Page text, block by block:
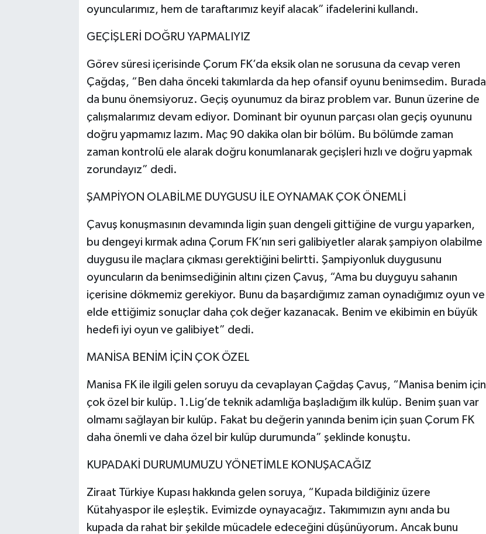
oyuncularımız, hem de taraftarımız keyif alacak” ifadelerini kullandı.
GEÇİŞLERİ DOĞRU YAPMALIYIZ
Görev süresi içerisinde Çorum FK’da eksik olan ne sorusuna da cevap veren
Çağdaş, “Ben daha önceki takımlarda da hep ofansif oyunu benimsedim. Burada
da bunu önemsiyoruz. Geçiş oyunumuz da biraz problem var. Bunun üzerine de
çalışmalarımız devam ediyor. Dominant bir oyunun parçası olan geçiş oyununu
doğru yapmamız lazım. Maç 90 dakika olan bir bölüm. Bu bölümde zaman
zaman kontrolü ele alarak doğru konumlanarak geçişleri hızlı ve doğru yapmak
zorundayız” dedi.
ŞAMPİYON OLABİLME DUYGUSU İLE OYNAMAK ÇOK ÖNEMLİ
Çavuş konuşmasının devamında ligin şuan dengeli gittiğine de vurgu yaparken,
bu dengeyi kırmak adına Çorum FK’nın seri galibiyetler alarak şampiyon olabilme
duygusu ile maçlara çıkması gerektiğini belirtti. Şampiyonluk duygusunu
oyuncuların da benimsediğinin altını çizen Çavuş, “Ama bu duyguyu sahanın
içerisine dökmemiz gerekiyor. Bunu da başardığımız zaman oynadığımız oyun ve
elde ettiğimiz sonuçlar daha çok değer kazanacak. Benim ve ekibimin en büyük
hedefi iyi oyun ve galibiyet” dedi.
MANİSA BENİM İÇİN ÇOK ÖZEL
Manisa FK ile ilgili gelen soruyu da cevaplayan Çağdaş Çavuş, “Manisa benim için
çok özel bir kulüp. 1.Lig’de teknik adamlığa başladığım ilk kulüp. Benim şuan var
olmamı sağlayan bir kulüp. Fakat bu değerin yanında benim için şuan Çorum FK
daha önemli ve daha özel bir kulüp durumunda” şeklinde konuştu.
KUPADAKİ DURUMUMUZU YÖNETİMLE KONUŞACAĞIZ
Ziraat Türkiye Kupası hakkında gelen soruya, “Kupada bildiğiniz üzere
Kütahyaspor ile eşleştik. Evimizde oynayacağız. Takımımızın aynı anda bu
kupada da rahat bir şekilde mücadele edeceğini düşünüyorum. Ancak bunu